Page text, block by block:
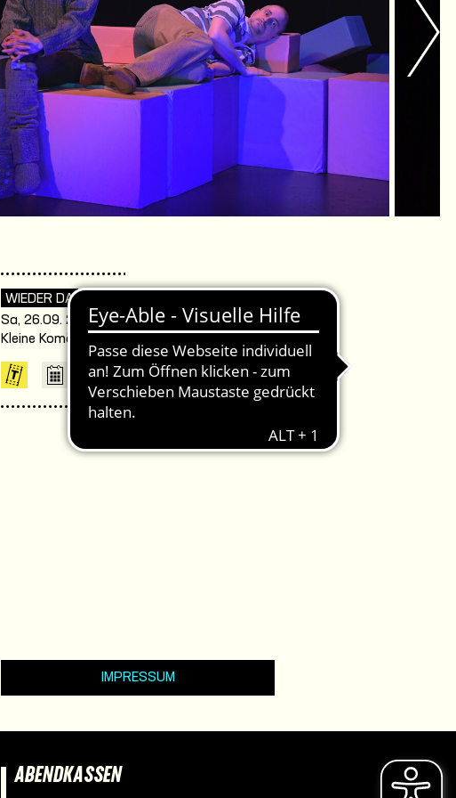
WIEDER DA
Sa, 26.09. 20:00 Uhr /
Kleine Komödie Warnemünde
IMPRESSUM
ABENDKASSEN